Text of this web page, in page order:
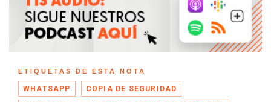
ETIQUETAS DE ESTA NOTA
WHATSAPP COPIA DE SEGURIDAD